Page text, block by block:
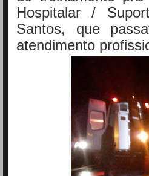
Hospitalar /
Santos, que
atendimento